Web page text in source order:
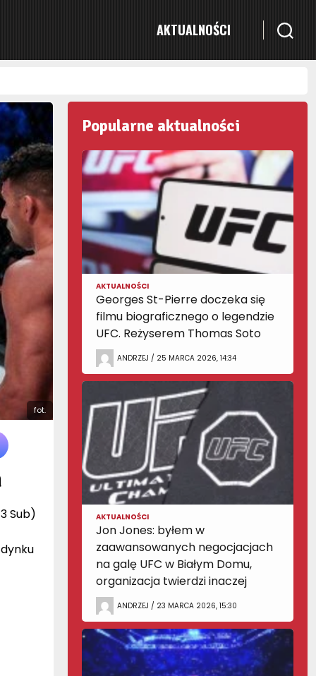
AKTUALNOŚCI
fot.
Sub)
Popularne aktualności
AKTUALNOŚCI
Georges St-Pierre doczeka się
filmu biograficznego o legendzie
UFC. Reżyserem Thomas Soto
ANDRZEJ / 25 MARCA 2026, 14:34
AKTUALNOŚCI
Jon Jones: byłem w
zaawansowanych negocjacjach
na galę UFC w Białym Domu,
organizacja twierdzi inaczej
ANDRZEJ / 23 MARCA 2026, 15:30